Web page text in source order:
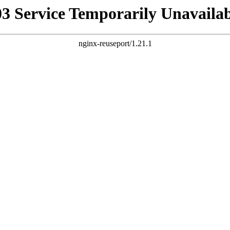
Service Temporarily
nginx-reuseport/1.21.1